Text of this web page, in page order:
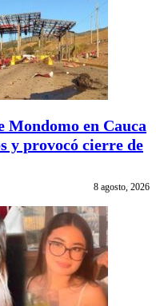
Mondomo en Cauca
y provocó cierre de
8 agosto, 2026